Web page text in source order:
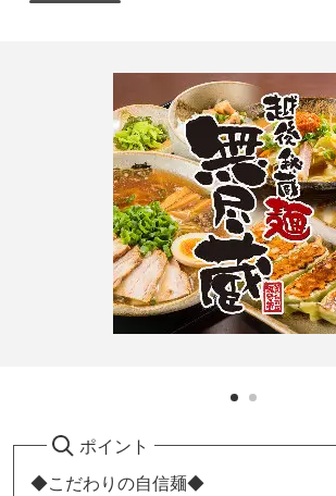
ポイント
◆こだわりの自信麺◆